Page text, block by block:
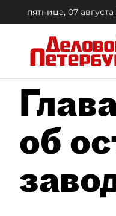
пятница, 07 августа
об